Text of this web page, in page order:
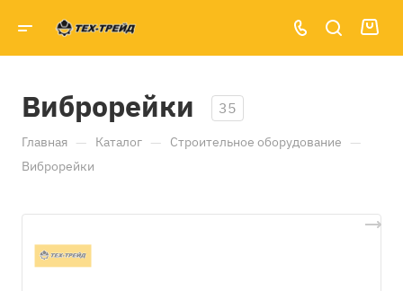
Виброрейки 35
Главная — Каталог — Строительное оборудование —
Виброрейки